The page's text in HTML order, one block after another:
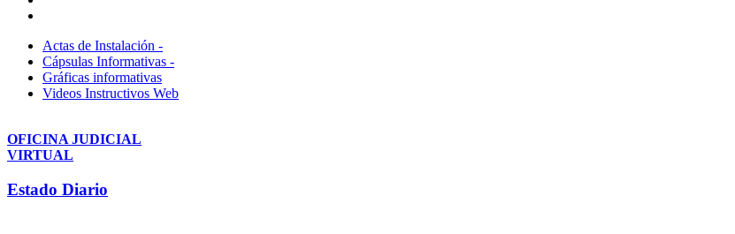
Actas de Instalación -
Cápsulas Informativas -
Gráficas informativas
Videos Instructivos Web
OFICINA JUDICIAL
VIRTUAL
Estado Diario